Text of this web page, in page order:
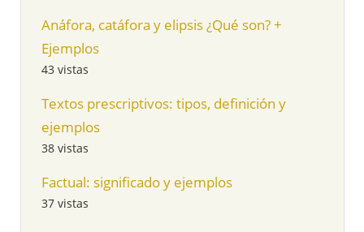
Anáfora, catáfora y elipsis ¿Qué son? +
Ejemplos
43 vistas
Textos prescriptivos: tipos, definición y
ejemplos
38 vistas
Factual: significado y ejemplos
37 vistas